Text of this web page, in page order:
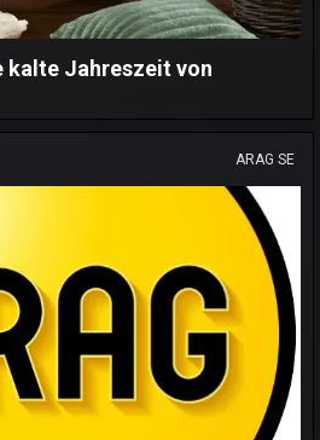
Jahreszeit von
ARAG SE